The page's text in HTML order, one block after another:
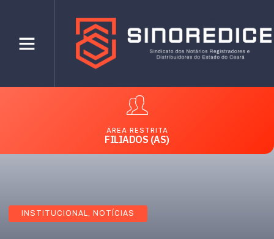
ÁREA RESTRITA
FILIADOS (AS)
INSTITUCIONAL, NOTÍCIAS